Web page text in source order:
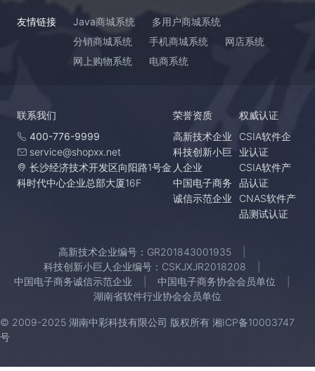
友情链接 Java商城系统
多用户商城系统
分销商城系统
手机商城系统
网店系统
网上购物系统
电商系统
联系我们
400-776-9999
service@shopxx.net
长沙经济技术开发区向阳路1号金
科时代中心企业总部大厦16F
荣誉资质
高新技术企业
科技创新小巨
人企业
中国电子商务
诚信示范企业
权威认证
CSIA软件企
业认证
CSIA软件产
品认证
CNAS软件产
品测试认证
高新技术企业编号：GR201843001935
科技创新小巨人企业编号：CSKJXJR2018208
中国电子商务诚信示范企业
中国电子商务协会会员单位
湖南省软件行业协会会员单位
© 2009-2025 湖南中彩科技有限公司 版权所有 湘ICP备10003747
号